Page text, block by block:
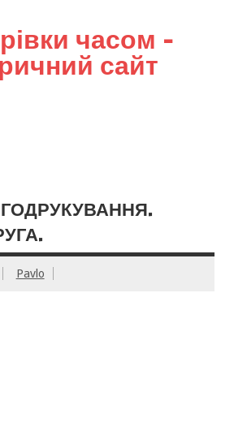
часом –
сайт
Pavlo